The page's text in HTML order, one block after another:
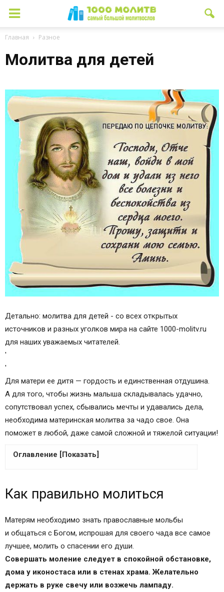
Главная Разное
Молитва для детей
Детально: молитва для детей - со всех открытых
источников и разных уголков мира на сайте 1000-molitv.ru
для наших уважаемых читателей.
'
'
Для матери ее дитя — гордость и единственная отдушина.
А для того, чтобы жизнь малыша складывалась удачно,
сопутствовал успех, сбывались мечты и удавались дела,
необходима материнская молитва за чадо свое. Она
поможет в любой, даже самой сложной и тяжелой ситуации!
Оглавление [Показать]
Тексты молитв
Небесные покровители детей
Советы родителям
Благословляйте своих детей
Молитва К Господу Иисусу Христу за детей
своих, моление о защите и помощи
Молитва матери за детей
Как правильно молиться
Матерям необходимо знать православные мольбы
и общаться с Богом, испрошая для своего чада все самое
лучшее, молить о спасении его души.
Совершать моление следует в спокойной обстановке,
дома у иконостаса или в стенах храма. Желательно
держать в руке свечу или возжечь лампаду.